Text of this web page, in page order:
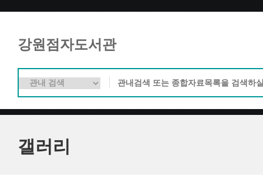
강원점자도서관
갤러리